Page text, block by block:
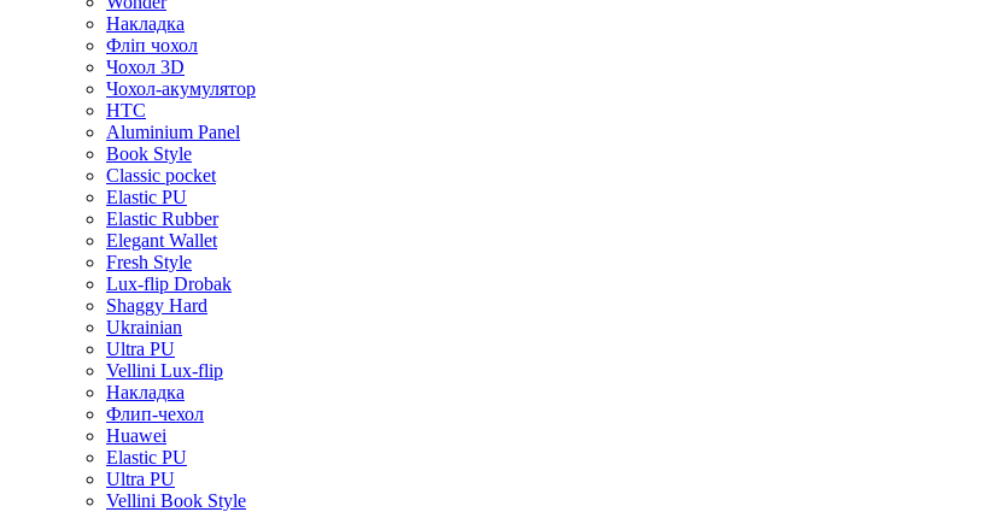
Накладка
Фліп чохол
Чохол 3D
Чохол-акумулятор
HTC
Aluminium Panel
Book Style
Classic pocket
Elastic PU
Elastic Rubber
Elegant Wallet
Fresh Style
Lux-flip Drobak
Shaggy Hard
Ukrainian
Ultra PU
Vellini Lux-flip
Накладка
Флип-чехол
Huawei
Elastic PU
Ultra PU
Vellini Book Style